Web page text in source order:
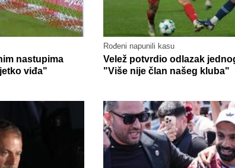
nastupima
viđa"
Rođeni napunili kasu
Velež potvrdio odlazak
"Više nije član našeg kluba"